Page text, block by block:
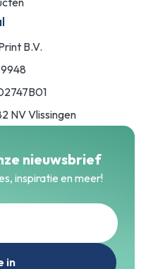
B.V.
NV Vlissingen
nieuwsbrief
inspiratie en meer!
in